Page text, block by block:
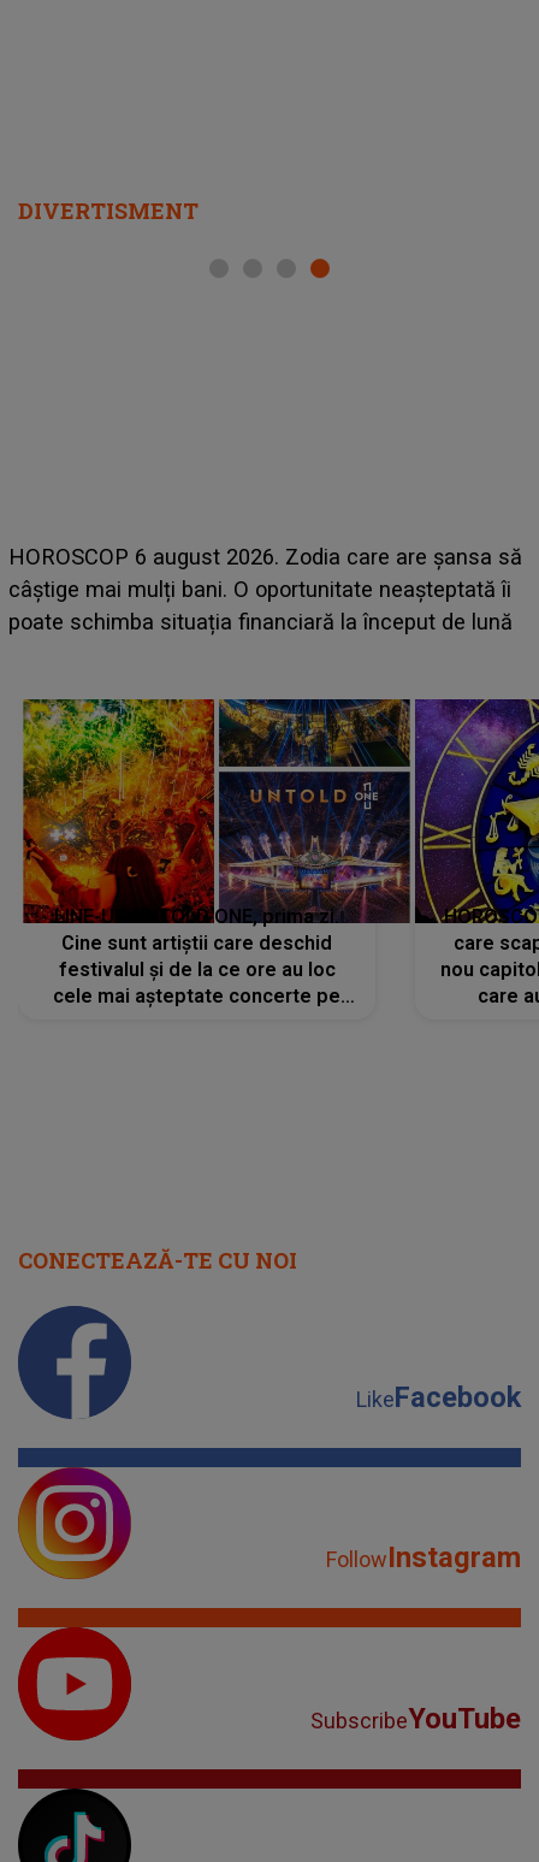
DIVERTISMENT
HOROSCOP 6 august 2026. Zodia care are șansa să
câștige mai mulți bani. O oportunitate neașteptată îi
poate schimba situația financiară la început de lună
LINE-UP UNTOLD ONE, prima zi.
Cine sunt artiștii care deschid
festivalul și de la ce ore au loc
cele mai așteptate concerte pe
care
nou
care
CONECTEAZĂ-TE CU NOI
LikeFacebook
FollowInstagram
SubscribeYouTube